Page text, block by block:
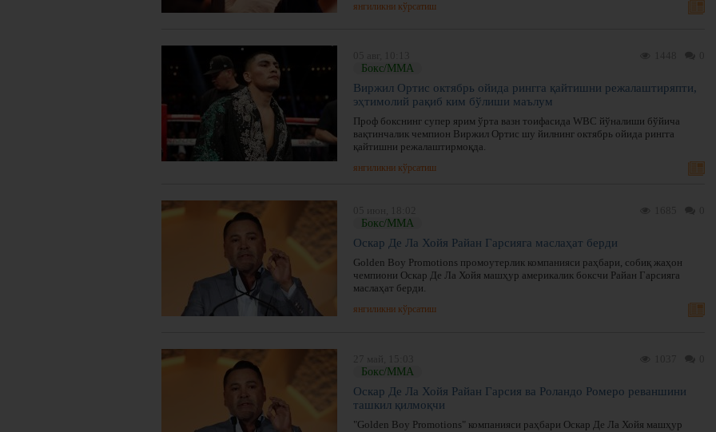
янгиликни кўрсатиш
Бокс/ММА
Виржил Ортис октябрь ойида рингга қайтишни режалаштиряпти,
эҳтимолий рақиб ким бўлиши маълум
Проф бокснинг супер ярим ўрта вазн тоифасида WBC йўналиши бўйича
вақтинчалик чемпион Виржил Ортис шу йилнинг октябрь ойида рингга
қайтишни режалаштирмоқда.
янгиликни кўрсатиш
Бокс/ММА
Оскар Де Ла Хойя Райан Гарсияга маслаҳат берди
Golden Boy Promotions промоутерлик компанияси раҳбари, собиқ жаҳон
чемпиони Оскар Де Ла Хойя машҳур америкалик боксчи Райан Гарсияга
маслаҳат берди.
янгиликни кўрсатиш
Бокс/ММА
Оскар Де Ла Хойя Райан Гарсия ва Роландо Ромеро реваншини
ташкил қилмоқчи
"Golden Boy Promotions" компанияси раҳбари Оскар Де Ла Хойя машҳур